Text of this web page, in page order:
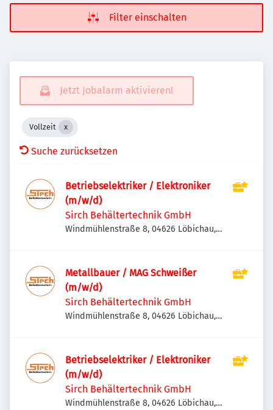
Filter einschalten
Jetzt Jobalarm aktivieren!
Vollzeit
Suche zurücksetzen
Betriebselektriker / Elektroniker
(m/w/d)
Sirch Behältertechnik GmbH
Windmühlenstraße 8, 04626 Löbichau,
Metallbauer / MAG Schweißer
(m/w/d)
Sirch Behältertechnik GmbH
Windmühlenstraße 8, 04626 Löbichau,
Betriebselektriker / Elektroniker
(m/w/d)
Sirch Behältertechnik GmbH
Windmühlenstraße 8, 04626 Löbichau,